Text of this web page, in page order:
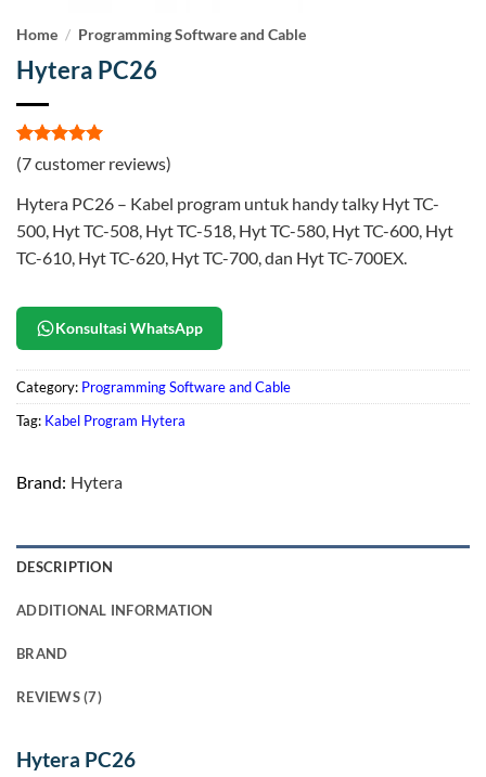
Home / Programming Software and Cable
Hytera PC26
Rated5
out of 5
7
customer
ratings
(7customer reviews)
Hytera PC26 – Kabel program untuk handy talky Hyt TC-
500, Hyt TC-508, Hyt TC-518, Hyt TC-580, Hyt TC-600, Hyt
TC-610, Hyt TC-620, Hyt TC-700, dan Hyt TC-700EX.
Konsultasi WhatsApp
Category: Programming Software and Cable
Tag: Kabel Program Hytera
Brand: Hytera
DESCRIPTION
ADDITIONAL INFORMATION
BRAND
REVIEWS (7)
Hytera PC26